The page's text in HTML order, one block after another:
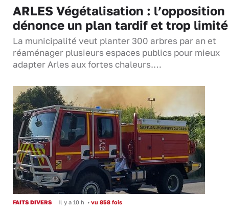
ARLES Végétalisation : l’opposition
dénonce un plan tardif et trop limité
La municipalité veut planter 300 arbres par an et
réaménager plusieurs espaces publics pour mieux
adapter Arles aux fortes chaleurs.…
FAITS DIVERS Il y a 10 h • vu 858 fois